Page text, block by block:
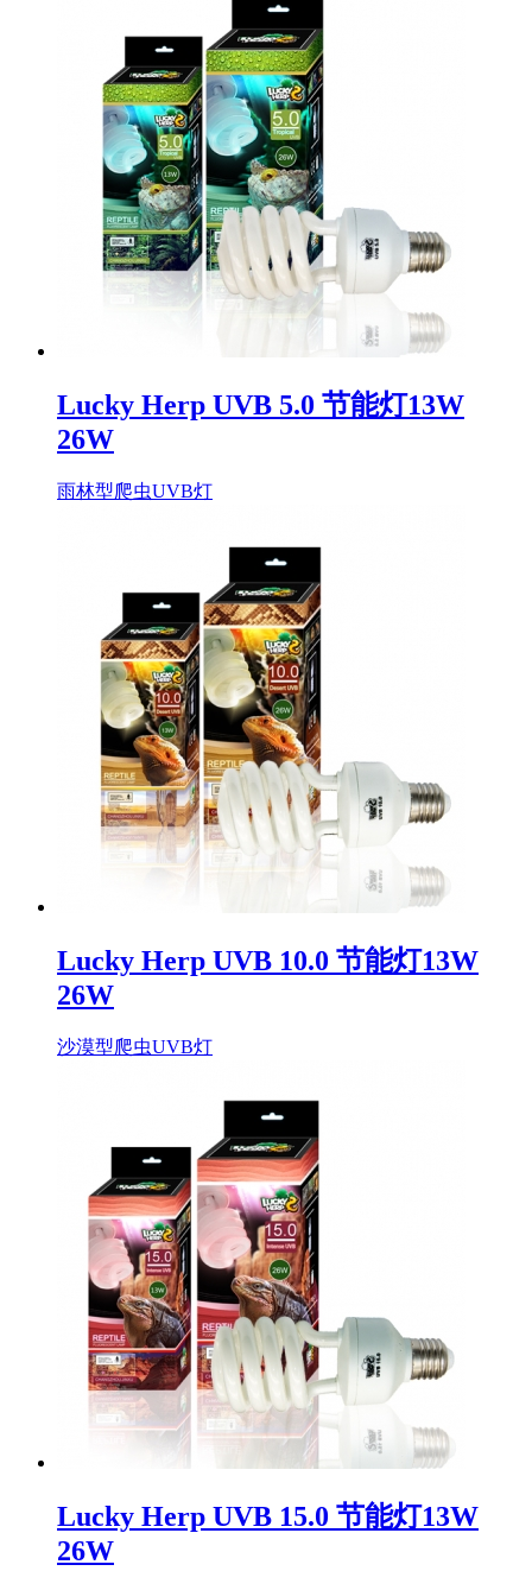
Lucky Herp UVB 5.0 节能灯13W
26W
雨林型爬虫UVB灯
Lucky Herp UVB 10.0 节能灯13W
26W
沙漠型爬虫UVB灯
Lucky Herp UVB 15.0 节能灯13W
26W